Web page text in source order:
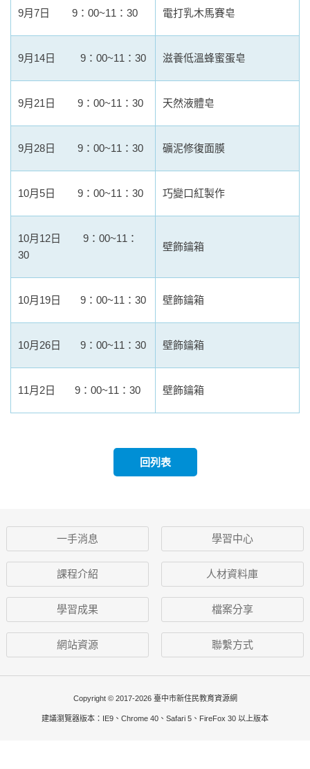
9月7日 9：00~11：30 電打乳木馬賽皂
9月14日 9：00~11：30 滋養低溫蜂蜜蛋皂
9月21日 9：00~11：30 天然液體皂
9月28日 9：00~11：30 礦泥修復面膜
10月5日 9：00~11：30 巧變口紅製作
10月12日 9：00~11：
30
壁飾鑰箱
10月19日 9：00~11：30 壁飾鑰箱
10月26日 9：00~11：30 壁飾鑰箱
11月2日 9：00~11：30 壁飾鑰箱
回列表
一手消息 學習中心
課程介紹 人材資料庫
學習成果 檔案分享
網站資源 聯繫方式
Copyright © 2017-2026 臺中市新住民教育資源網
建議瀏覽器版本：IE9、Chrome 40、Safari 5、FireFox 30 以上版本